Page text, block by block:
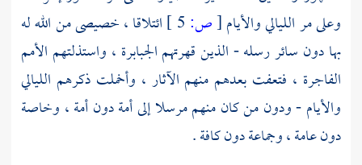
وعلى مر الليالي والأيام[ص:
ائتلاقا ، خصيصى من الله له
بها دون سائر رسله - الذين قهرتهم الجبابرة ، واستذلتهم الأمم
الفاجرة ، فتعفت بعدهم منهم الآثار ، وأخملت ذكرهم الليالي
والأيام - ودون من كان منهم مرسلا إلى أمة دون أمة ، وخاصة
دون عامة ، وجماعة دون كافة .